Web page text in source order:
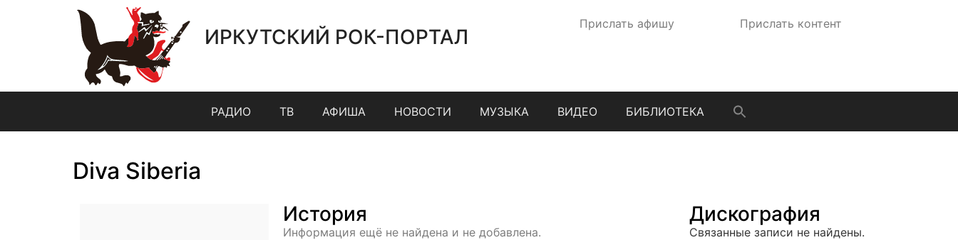
ИРКУТСКИЙ РОК-ПОРТАЛ
Прислать афишу Прислать контент
РАДИО ТВ АФИША НОВОСТИ МУЗЫКА ВИДЕО БИБЛИОТЕКА
Diva Siberia
История
Информация ещё не найдена и не добавлена.
Дискография
Связанные записи не найдены.